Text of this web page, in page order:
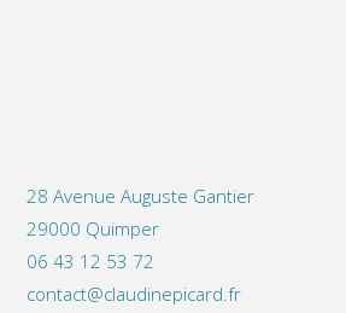
28 Avenue Auguste Gantier
29000 Quimper
06 43 12 53 72
contact@claudinepicard.fr